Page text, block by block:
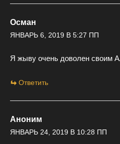
Осман
ЯНВАРЬ 6, 2019 В 5:27 ПП
Я жыву очень доволен своим
Ответить
Аноним
ЯНВАРЬ 24, 2019 В 10:28 ПП